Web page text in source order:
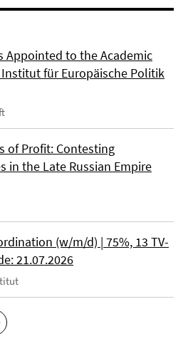
Appointed to the Academic
für Europäische Politik
of Profit: Contesting
in the Late Russian Empire
(w/m/d) | 75%, 13 TV-
21.07.2026